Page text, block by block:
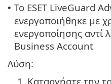
• Το ESET LiveGuard
ενεργοποιήθηκε με
ενεργοποίησης αντί
Business Account
Λύση:
1. Καταργήστε την